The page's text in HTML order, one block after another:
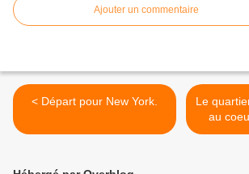
Ajouter un commentaire
< Départ pour New York.
Le